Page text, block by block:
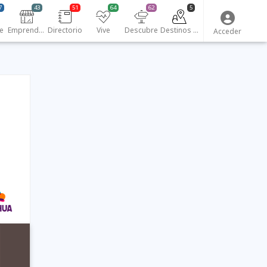
Emprendedores
43
Directorio
51
Vive
64
Descubre
62
Destinos turísticos
5
Acceder